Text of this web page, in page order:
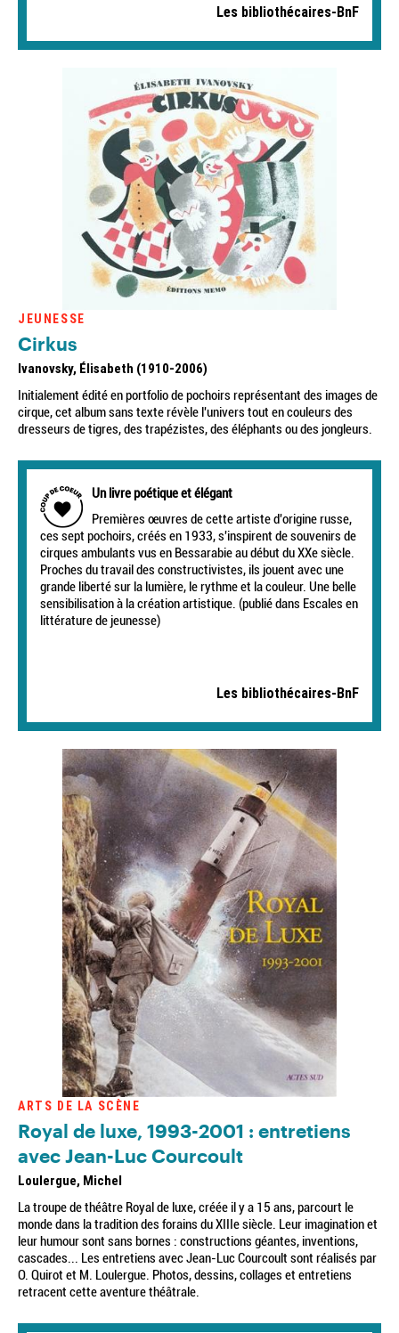
Les bibliothécaires-BnF
JEUNESSE
Cirkus
Ivanovsky, Élisabeth (1910-2006)
Initialement édité en portfolio de pochoirs représentant des images de
cirque, cet album sans texte révèle l'univers tout en couleurs des
dresseurs de tigres, des trapézistes, des éléphants ou des jongleurs.
Un livre poétique et élégant
Premières œuvres de cette artiste d'origine russe,
ces sept pochoirs, créés en 1933, s'inspirent de souvenirs de
cirques ambulants vus en Bessarabie au début du XXe siècle.
Proches du travail des constructivistes, ils jouent avec une
grande liberté sur la lumière, le rythme et la couleur. Une belle
sensibilisation à la création artistique. (publié dans Escales en
littérature de jeunesse)
Les bibliothécaires-BnF
ARTS DE LA SCÈNE
Royal de luxe, 1993-2001 : entretiens
avec Jean-Luc Courcoult
Loulergue, Michel
La troupe de théâtre Royal de luxe, créée il y a 15 ans, parcourt le
monde dans la tradition des forains du XIIIe siècle. Leur imagination et
leur humour sont sans bornes : constructions géantes, inventions,
cascades... Les entretiens avec Jean-Luc Courcoult sont réalisés par
O. Quirot et M. Loulergue. Photos, dessins, collages et entretiens
retracent cette aventure théâtrale.